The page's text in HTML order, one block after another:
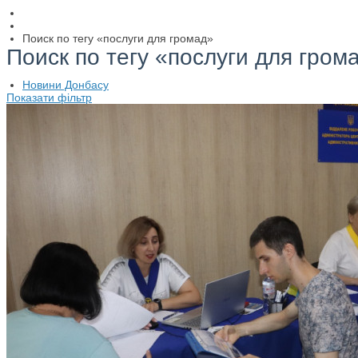
Поиск по тегу «послуги для громад»
Поиск по тегу «послуги для
Новини Донбасу
Показати фільтр